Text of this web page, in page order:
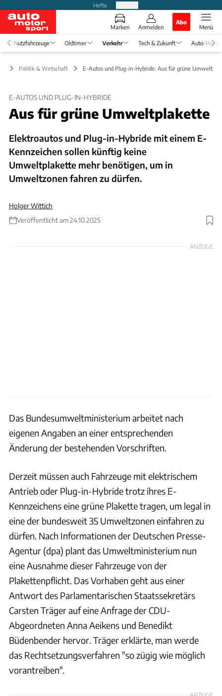
Hefte
Marken Anmelden
Abo
Menü
Nutzfahrzeuge Oldtimer Verkehr Tech & Zukunft Auto-
Politik & Wirtschaft E-Autos und Plug-in-Hybride: Aus für grüne
E-AUTOS UND PLUG-IN-HYBRIDE
Aus für grüne Umweltplakette
Elektroautos und Plug-in-Hybride mit einem E-
Kennzeichen sollen künftig keine
Umweltplakette mehr benötigen, um in
Umweltzonen fahren zu dürfen.
Holger Wittich
Veröffentlicht am 24.10.2025
Foto: GTÜ / jayk7 via Getty Images
ANZEIGE
Das Bundesumweltministerium arbeitet nach
eigenen Angaben an einer entsprechenden
Änderung der bestehenden Vorschriften.
Derzeit müssen auch Fahrzeuge mit elektrischem
Antrieb oder Plug-in-Hybride trotz ihres E-
Kennzeichens eine grüne Plakette tragen, um legal in
eine der bundesweit 35 Umweltzonen einfahren zu
dürfen. Nach Informationen der Deutschen Presse-
Agentur (dpa) plant das Umweltministerium nun
eine Ausnahme dieser Fahrzeuge von der
Plakettenpflicht. Das Vorhaben geht aus einer
Antwort des Parlamentarischen Staatssekretärs
Carsten Träger auf eine Anfrage der CDU-
Abgeordneten Anna Aeikens und Benedikt
Büdenbender hervor. Träger erklärte, man werde
das Rechtsetzungsverfahren "so zügig wie möglich
vorantreiben".
ANZEIGE